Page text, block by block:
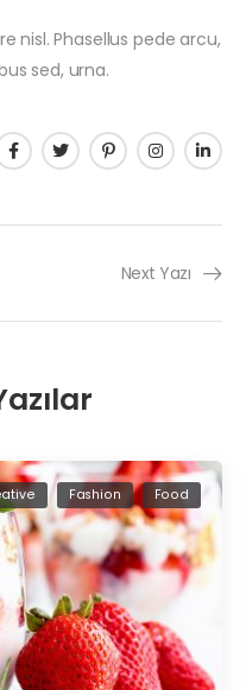
nisl. Phasellus pede arcu,
sed, urna.
Next Yazı
Fashion Food